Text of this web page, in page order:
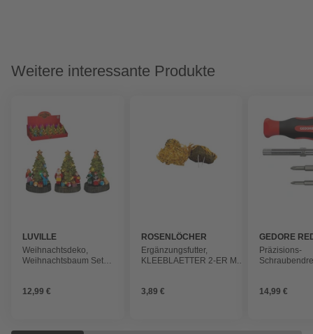
Weitere interessante Produkte
LUVILLE
Weihnachtsdeko,
Weihnachtsbaum Set,
12,99 €
ROSENLÖCHER
Ergänzungsfutter,
KLEEBLAETTER 2-ER M.
3,89 €
GEDORE
Präzisions-
14,99 €